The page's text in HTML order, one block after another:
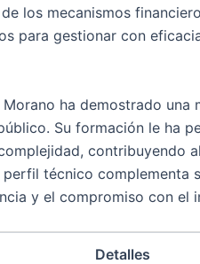
los mecanismos
para gestionar con
ha demostrado
Su formación le ha
contribuyendo
técnico complementa
y el compromiso con el
Detalles